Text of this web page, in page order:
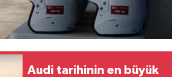
Audi tarihinin en büyük